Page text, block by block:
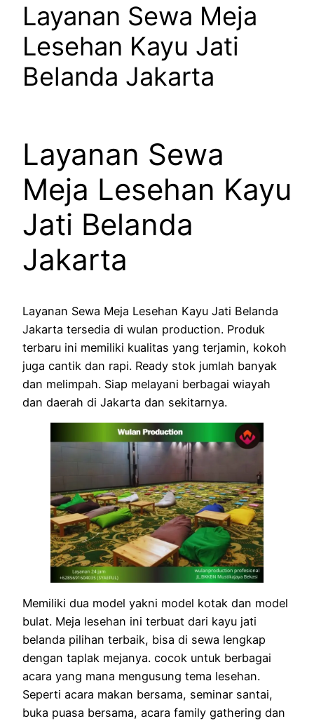
Layanan Sewa Meja
Lesehan Kayu Jati
Belanda Jakarta
Layanan Sewa
Meja Lesehan Kayu
Jati Belanda
Jakarta
Layanan Sewa Meja Lesehan Kayu Jati Belanda
Jakarta tersedia di wulan production. Produk
terbaru ini memiliki kualitas yang terjamin, kokoh
juga cantik dan rapi. Ready stok jumlah banyak
dan melimpah. Siap melayani berbagai wiayah
dan daerah di Jakarta dan sekitarnya.
Memiliki dua model yakni model kotak dan model
bulat. Meja lesehan ini terbuat dari kayu jati
belanda pilihan terbaik, bisa di sewa lengkap
dengan taplak mejanya. cocok untuk berbagai
acara yang mana mengusung tema lesehan.
Seperti acara makan bersama, seminar santai,
buka puasa bersama, acara family gathering dan